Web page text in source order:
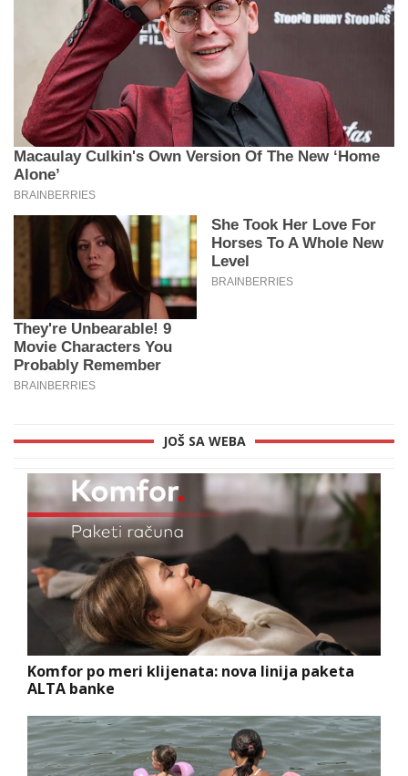
JOŠ SA WEBA
Komfor po meri klijenata: nova linija paketa
ALTA banke